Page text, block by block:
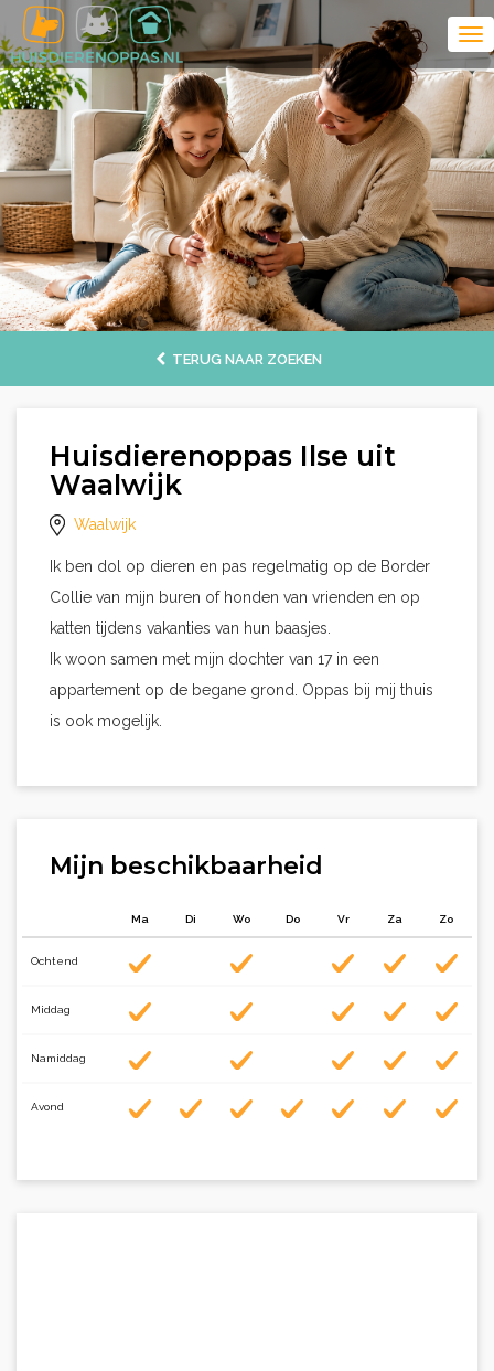
TERUG NAAR ZOEKEN
Huisdierenoppas Ilse uit
Waalwijk
Waalwijk
Ik ben dol op dieren en pas regelmatig op de Border
Collie van mijn buren of honden van vrienden en op
katten tijdens vakanties van hun baasjes.
Ik woon samen met mijn dochter van 17 in een
appartement op de begane grond. Oppas bij mij thuis
is ook mogelijk.
Mijn beschikbaarheid
Ma Di Wo Do Vr Za Zo
Ochtend
Middag
Namiddag
Avond